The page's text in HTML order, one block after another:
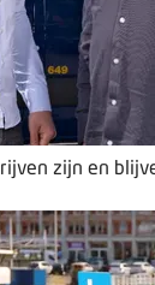
zijn en